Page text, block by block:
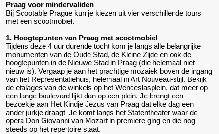
Praag voor mindervaliden
Bij Scootable Prague kun je kiezen uit vier verschillende tours
met een scootmobiel.
1. Hoogtepunten van Praag met scootmobiel
Tijdens deze 4 uur durende tocht kom je langs alle belangrijke
monumenten van de Oude Stad, de Kleine Zijde en ook de
hoogtepunten in de Nieuwe Stad in Praag (die helemaal niet
nieuw is). Vergaap je aan het prachtige mozaiek boven de ingang
van het Representatiehuis, helemaal in Art Nouveau-stijl. Bekijk
de etalages van de winkels op het Wenceslasplein, dat meer op
een lange boulevard lijkt dan op een plein. Je brengt een
bezoekje aan Het Kindje Jezus van Praag dat elke dag een
ander jurkje draagt. Je komt langs het Statentheater waar de
opera Don Giovanni van Mozart in premiere ging en die nog
steeds op het repertoire staat.